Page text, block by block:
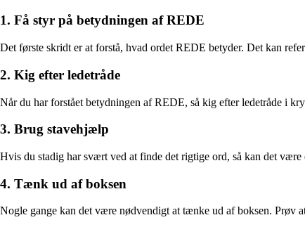
1. Få styr på betydningen af REDE
Det første skridt er at forstå, hvad ordet REDE betyder. Det kan
2. Kig efter ledetråde
Når du har forstået betydningen af REDE, så kig efter ledetråde i
3. Brug stavehjælp
Hvis du stadig har svært ved at finde det rigtige ord, så kan det
4. Tænk ud af boksen
Nogle gange kan det være nødvendigt at tænke ud af boksen. Prøv